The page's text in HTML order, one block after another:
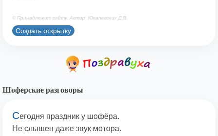
© Принадлежит сайту. Автор: Юкалевских Д.В.
Создать открытку
Шоферские разговоры
Сегодня праздник у шофёра.
Не слышен даже звук мотора.